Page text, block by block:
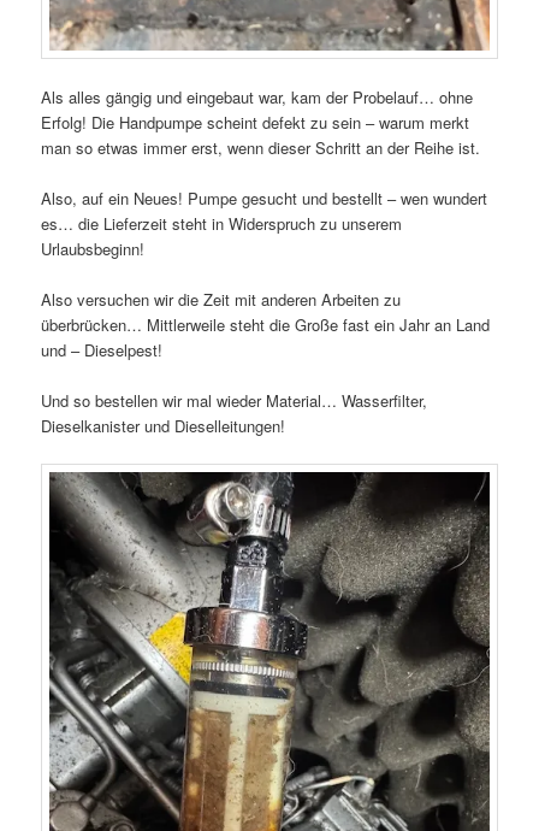
Als alles gängig und eingebaut war, kam der Probelauf… ohne
Erfolg! Die Handpumpe scheint defekt zu sein – warum merkt
man so etwas immer erst, wenn dieser Schritt an der Reihe ist.
Also, auf ein Neues! Pumpe gesucht und bestellt – wen wundert
es… die Lieferzeit steht in Widerspruch zu unserem
Urlaubsbeginn!
Also versuchen wir die Zeit mit anderen Arbeiten zu
überbrücken… Mittlerweile steht die Große fast ein Jahr an Land
und – Dieselpest!
Und so bestellen wir mal wieder Material… Wasserfilter,
Dieselkanister und Dieselleitungen!